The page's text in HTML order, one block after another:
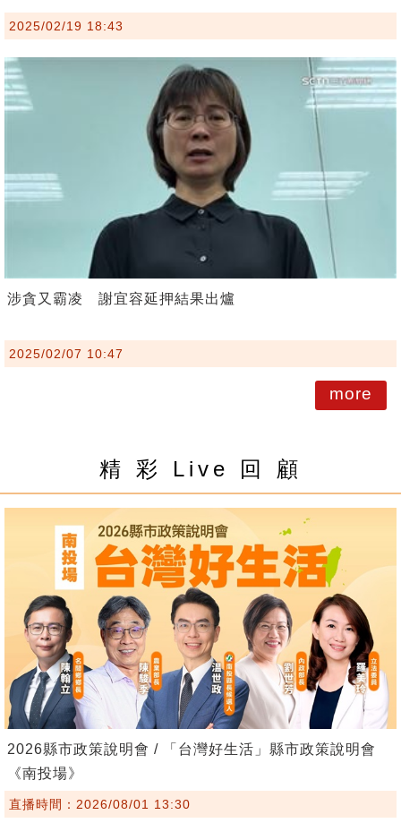
2025/02/19 18:43
涉貪又霸凌 謝宜容延押結果出爐
2025/02/07 10:47
more
精 彩 Live 回 顧
2026縣市政策說明會 / 「台灣好生活」縣市政策說明會
《南投場》
直播時間：2026/08/01 13:30